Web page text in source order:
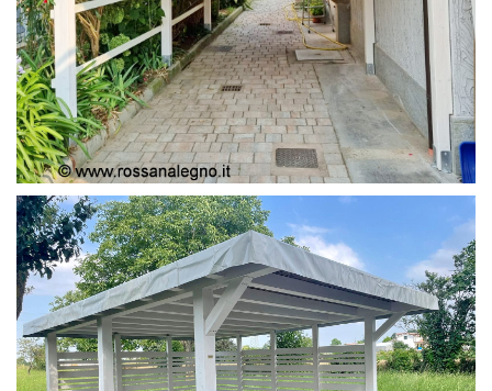
PERGOLA COPERTURA MOBILE